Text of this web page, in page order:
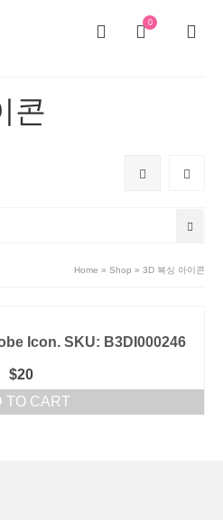
0
콘
Home » Shop » 3D 복싱 아이콘
Icon. SKU: B3DI000246
$20
TO CART